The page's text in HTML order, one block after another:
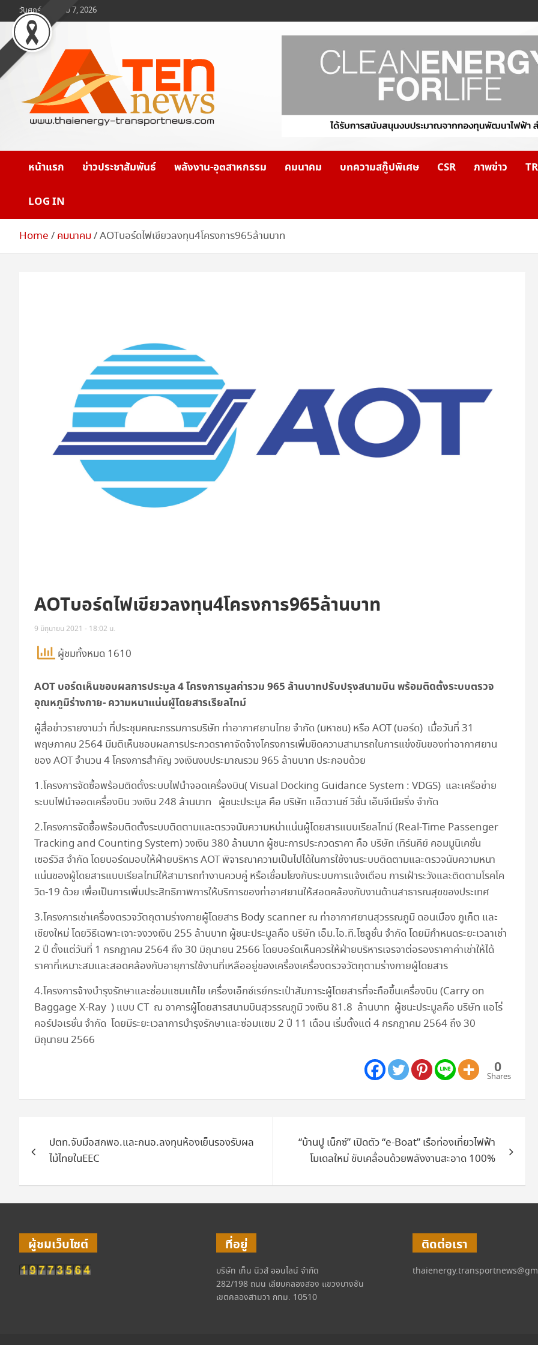
to
content
วันศุกร์, สิงหาคม 7, 2026
www.ten-news.com
หน้าแรก ข่าวประชาสัมพันธ์ พลังงาน-อุตสาหกรรม คมนาคม บทความสกู๊ปพิเศษ CSR ภาพข่าว
LOG IN
Home คมนาคม AOTบอร์ดไฟเขียวลงทุน4โครงการ965ล้านบาท
AOTบอร์ดไฟเขียวลงทุน4โครงการ965ล้านบาท
9 มิถุนายน 2021 - 18:02 น.
ผู้ชมทั้งหมด 1610
AOT บอร์ดเห็นชอบผลการประมูล 4 โครงการมูลค่ารวม 965 ล้านบาทปรับปรุงสนามบิน พร้อมติดตั้งระบบตรวจ
อุณหภูมิร่างกาย- ความหนาแน่นผู้โดยสารเรียลไทม์
ผู้สื่อข่าวรายงานว่า ที่ประชุมคณะกรรมการบริษัท ท่าอากาศยานไทย จำกัด (มหาชน) หรือ AOT (บอร์ด) เมื่อวันที่ 31
พฤษภาคม 2564 มีมติเห็นชอบผลการประกวดราคาจัดจ้างโครงการเพิ่มขีดความสามารถในการแข่งขันของท่าอากาศยาน
ของ AOT จำนวน 4 โครงการสำคัญ วงเงินงบประมาณรวม 965 ล้านบาท ประกอบด้วย
1.โครงการจัดซื้อพร้อมติดตั้งระบบไฟนำจอดเครื่องบิน( Visual Docking Guidance System : VDGS) และเครือข่าย
ระบบไฟนำจอดเครื่องบิน วงเงิน 248 ล้านบาท ผู้ชนะประมูล คือ บริษัท แอ็ดวานซ์ วิชั่น เอ็นจีเนียริ่ง จำกัด
2.โครงการจัดซื้อพร้อมติดตั้งระบบติดตามและตรวจนับความหน่าแน่นผู้โดยสารแบบเรียลไทม์ (Real-Time Passenger
Tracking and Counting System) วงเงิน 380 ล้านบาท ผู้ชนะการประกวดราคา คือ บริษัท เทิร์นคีย์ คอมมูนิเคชั่น
เซอร์วิส จำกัด โดยบอร์ดมอบให้ฝ่ายบริหาร AOT พิจารณาความเป็นไปได้ในการใช้งานระบบติดตามและตรวจนับความหนา
แน่นของผู้โดยสารแบบเรียลไทม์ให้สามารถทำงานควบคู่ หรือเชื่อมโยงกับระบบการแจ้งเตือน การเฝ้าระวังและติดตามโรคโค
วิด-19 ด้วย เพื่อเป็นการเพิ่มประสิทธิภาพการให้บริการของท่าอาศยานให้สอดคล้องกับงานด้านสาธารณสุขของประเทศ
3.โครงการเช่าเครื่องตรวจวัตถุตามร่างกายผู้โดยสาร Body scanner ณ ท่าอากาศยานสุวรรณภูมิ ดอนเมือง ภูเก็ต และ
เชียงใหม่ โดยวิธีเฉพาะเจาะจงวงเงิน 255 ล้านบาท ผู้ชนะประมูลคือ บริษัท เอ็ม.ไอ.ที.โซลูชั่น จำกัด โดยมีกำหนดระยะเวลาเช่า
2 ปี ตั้งแต่วันที่ 1 กรกฎาคม 2564 ถึง 30 มิถุนายน 2566 โดยบอร์ดเห็นควรให้ฝ่ายบริหารเจรจาต่อรองราคาค่าเช่าให้ได้
ราคาที่เหมาะสมและสอดคล้องกับอายุการใช้งานที่เหลืออยู่ของเครื่องเครื่องตรวจวัตถุตามร่างกายผู้โดยสาร
4.โครงการจ้างบำรุงรักษาและซ่อมแซมแก้ไข เครื่องเอ็กซ์เรย์กระเป๋าสัมภาระผู้โดยสารที่จะถือขึ้นเครื่องบิน (Carry on
Baggage X-Ray ) แบบ CT ณ อาคารผู้โดยสารสนามบินสุวรรณภูมิ วงเงิน 81.8 ล้านบาท ผู้ชนะประมูลคือ บริษัท แอโร่
คอร์ปอเรชั่น จำกัด โดยมีระยะเวลาการบำรุงรักษาและซ่อมแซม 2 ปี 11 เดือน เริ่มตั้งแต่ 4 กรกฎาคม 2564 ถึง 30
มิถุนายน 2566
0
Shares
เรื่องปตท.จับมือสกพอ.และกนอ.ลงทุนห้องเย็นรองรับผล
ไม้ไทยในEEC
“บ้านปู เน็กซ์” เปิดตัว “e-Boat” เรือท่องเที่ยวไฟฟ้า
โมเดลใหม่ ขับเคลื่อนด้วยพลังงานสะอาด 100%
ผู้ชมเว็บไซต์ ที่อยู่
บริษัท เท็น นิวส์ ออนไลน์ จำกัด
282/198 ถนน เลียบคลองสอง แขวงบางชัน
เขตคลองสามวา กทม. 10510
ติดต่อเรา